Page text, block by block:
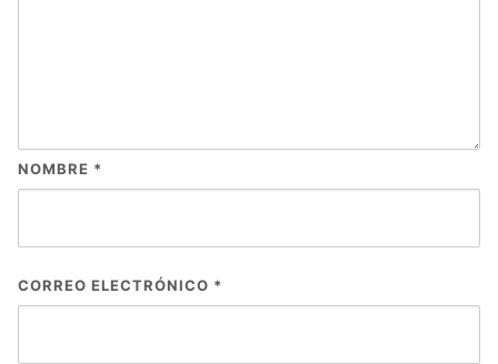
NOMBRE *
CORREO ELECTRÓNICO *